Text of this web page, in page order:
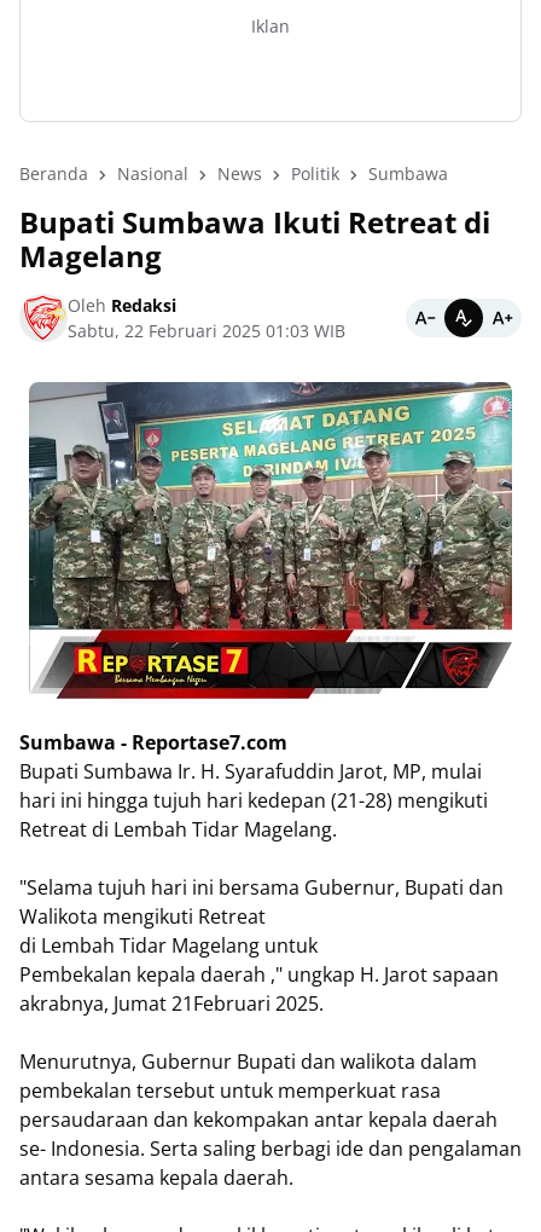
Iklan
Beranda Nasional News Politik Sumbawa
Bupati Sumbawa Ikuti Retreat di
Magelang
Oleh Redaksi
Sabtu, 22 Februari 2025 01:03 WIB
Sumbawa - Reportase7.com
Bupati Sumbawa Ir. H. Syarafuddin Jarot, MP, mulai
hari ini hingga tujuh hari kedepan (21-28) mengikuti
Retreat di Lembah Tidar Magelang.
"Selama tujuh hari ini bersama Gubernur, Bupati dan
Walikota mengikuti Retreat
di Lembah Tidar Magelang untuk
Pembekalan kepala daerah ," ungkap H. Jarot sapaan
akrabnya, Jumat 21Februari 2025.
Menurutnya, Gubernur Bupati dan walikota dalam
pembekalan tersebut untuk memperkuat rasa
persaudaraan dan kekompakan antar kepala daerah
se- Indonesia. Serta saling berbagi ide dan pengalaman
antara sesama kepala daerah.